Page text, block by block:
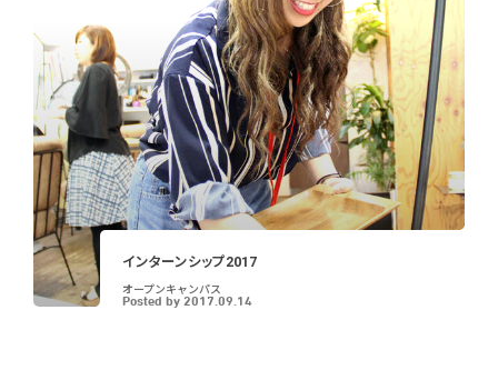
インターンシップ2017
Posted by 2017.09.14
オープンキャンパス